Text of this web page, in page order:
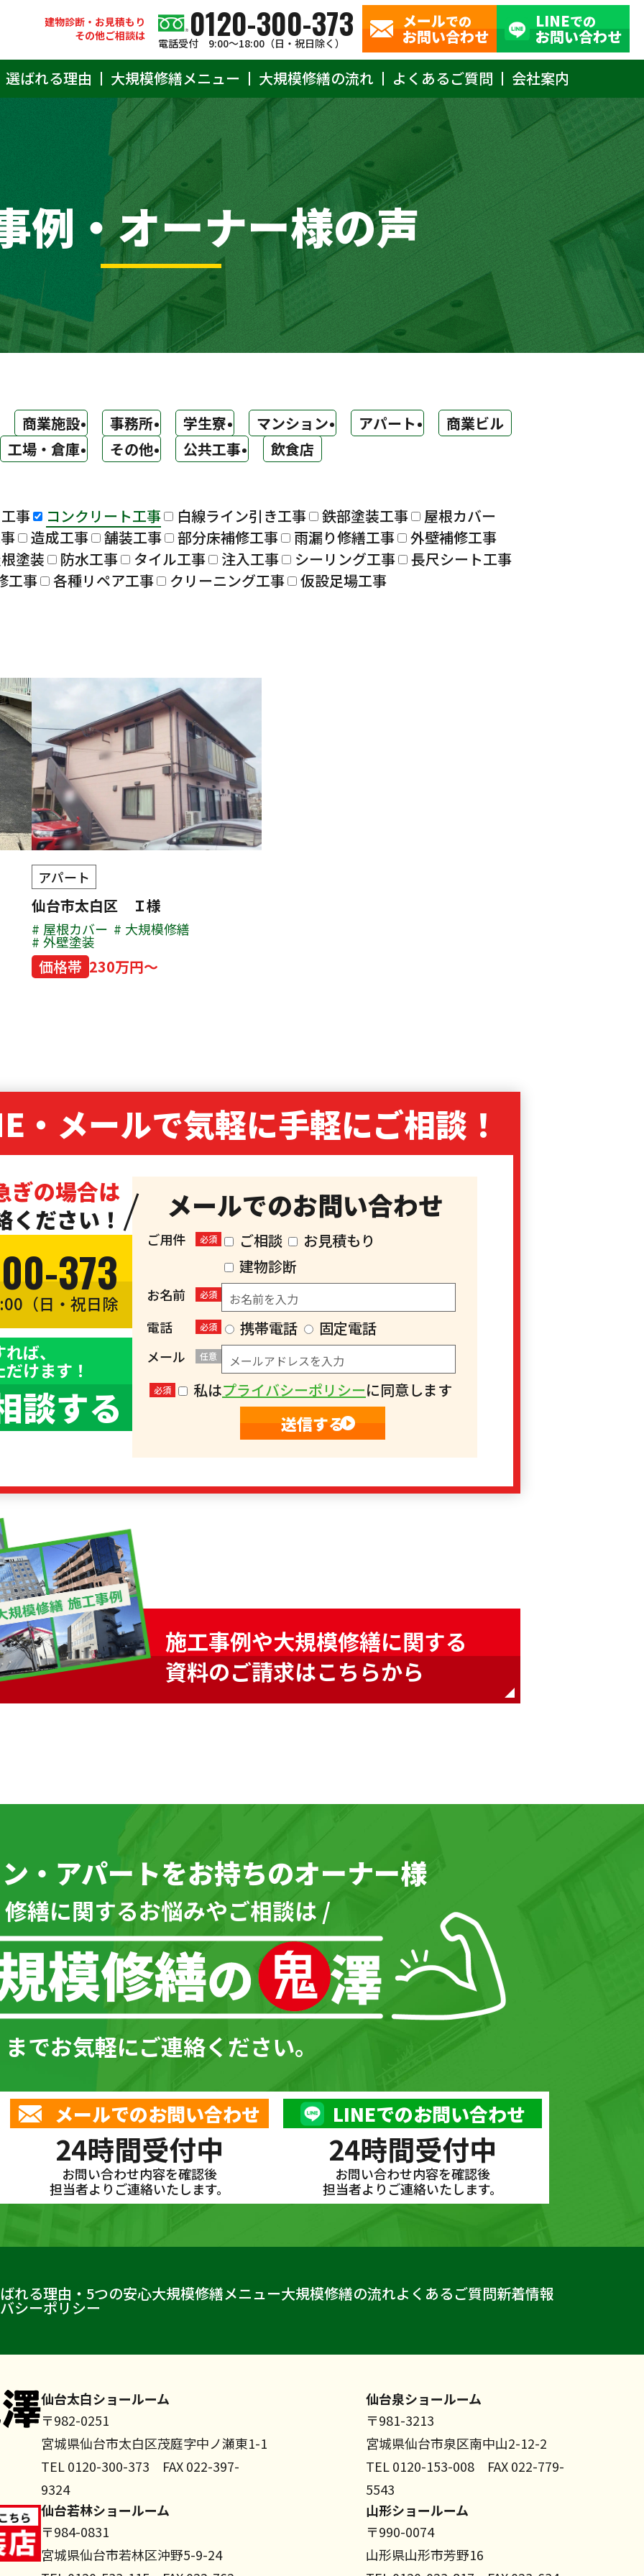
建物診断・お見積もり
その他ご相談は
0120-300-373
電話受付 9:00〜18:00（日・祝日除く）
メールでの
お問い合わせ
LINEでの
お問い合わせ
選ばれる理由
大規模修繕メニュー 大規模修繕の流れ よくあるご質問 会社案内
例・オーナー様の声
商業施設 事務所 学生寮 マンション アパート
商業ビル
工場・倉庫
その他 公共工事 飲食店
事 コンクリート工事 白線ライン引き工事 鉄部塗装工事
屋根カバー
造成工事 舗装工事 部分床補修工事 雨漏り修繕工事
外壁補修工事
塗装
防水工事 タイル工事 注入工事 シーリング工事
長尺シート工事
工事
各種リペア工事 クリーニング工事 仮設足場工事
アパート
仙台市太白区 Ｉ様
屋根カバー 大規模修繕
外壁塗装
価格帯 230万円～
・ メールで気軽に手軽にご相談！
ぎの場合は
ください！
373
（日・祝日除
ば、
けます！
談する
メールでのお問い合わせ
ご用件 必須 ご相談
お見積もり
建物診断
お名前 必須
電話 必須 携帯電話 固定電話
メール 任意
必須 私はプライバシーポリシーに同意します
施工事例や大規模修繕に関する
資料のご請求はこちらから
・アパートをお持ちのオーナー様
繕に関するお悩みやご相談は /
までお気軽にご連絡ください。
メールでのお問い合わせ
24時間受付中
お問い合わせ内容を確認後
担当者よりご連絡いたします。
LINEでのお問い合わせ
24時間受付中
お問い合わせ内容を確認後
担当者よりご連絡いたします。
れる理由・5つの安心大規模修繕メニュー大規模修繕の流れよくあるご質問新着情報
シーポリシー
仙台太白ショールーム
〒982-0251
宮城県仙台市太白区茂庭字中ノ瀬東1-1
TEL 0120-300-373 FAX 022-397-
9324
仙台泉ショールーム
〒981-3213
宮城県仙台市泉区南中山2-12-2
TEL 0120-153-008 FAX 022-779-
5543
仙台若林ショールーム
〒984-0831
宮城県仙台市若林区沖野5-9-24
山形ショールーム
〒990-0074
山形県山形市芳野16